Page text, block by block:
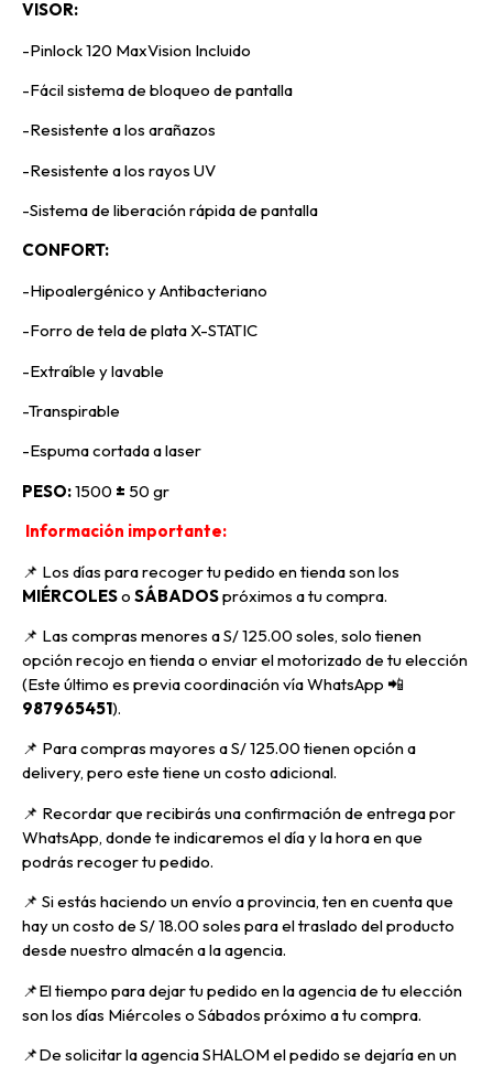
VISOR:
-Pinlock 120 MaxVision Incluido
-Fácil sistema de bloqueo de pantalla
-Resistente a los arañazos
-Resistente a los rayos UV
-Sistema de liberación rápida de pantalla
CONFORT:
-Hipoalergénico y Antibacteriano
-Forro de tela de plata X-STATIC
-Extraíble y lavable
-Transpirable
-Espuma cortada a laser
PESO:1500 ± 50 gr
Información importante:
📌 Los días para recoger tu pedido en tienda son los
MIÉRCOLESo SÁBADOSpróximos a tu compra.
📌 Las compras menores a S/ 125.00 soles, solo tienen
opción recojo en tienda o enviar el motorizado de tu elección
(Este último es previa coordinación vía WhatsApp 📲
987965451).
📌 Para compras mayores a S/ 125.00 tienen opción a
delivery, pero este tiene un costo adicional.
📌 Recordar que recibirás una confirmación de entrega por
WhatsApp, donde te indicaremos el día y la hora en que
podrás recoger tu pedido.
📌 Si estás haciendo un envío a provincia, ten en cuenta que
hay un costo de S/ 18.00 soles para el traslado del producto
desde nuestro almacén a la agencia.
📌El tiempo para dejar tu pedido en la agencia de tu elección
son los días Miércoles o Sábados próximo a tu compra.
📌De solicitar la agencia SHALOM el pedido se dejaría en un